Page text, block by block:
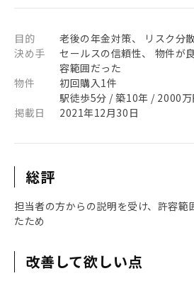
目的
老後の年金対策、 リスク分散
決め手
セールスの信頼性、 物件が
容範囲だった
物件
初回購入1件
駅徒歩5分 / 築10年 / 2000万
掲載日
2021年12月30日
総評
担当者の方からの説明を受け、許容範
たため
改善して欲しい点